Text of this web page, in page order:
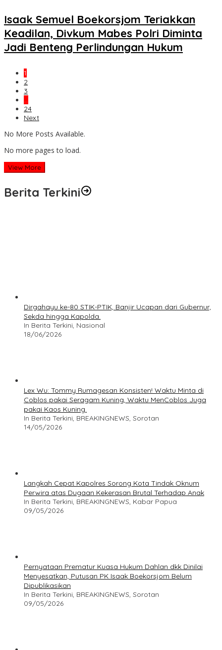
Isaak Semuel Boekorsjom Teriakkan
Keadilan, Divkum Mabes Polri Diminta
Jadi Benteng Perlindungan Hukum
1
2
3
…
24
Next
No More Posts Available.
No more pages to load.
View More
Berita Terkini
Dirgahayu ke-80 STIK-PTIK, Banjir Ucapan dari Gubernur,
Sekda hingga Kapolda.
In Berita Terkini, Nasional
18/06/2026
Lex Wu: Tommy Rumagesan Konsisten! Waktu Minta di
Coblos pakai Seragam Kuning, Waktu MenCoblos Juga
pakai Kaos Kuning.
In Berita Terkini, BREAKINGNEWS, Sorotan
14/05/2026
Langkah Cepat Kapolres Sorong Kota Tindak Oknum
Perwira atas Dugaan Kekerasan Brutal Terhadap Anak
In Berita Terkini, BREAKINGNEWS, Kabar Papua
09/05/2026
Pernyataan Prematur Kuasa Hukum Dahlan dkk Dinilai
Menyesatkan, Putusan PK Isaak Boekorsjom Belum
Dipublikasikan
In Berita Terkini, BREAKINGNEWS, Sorotan
09/05/2026